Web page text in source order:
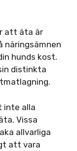
att äta är
näringsämnen
hunds kost.
distinkta
inte alla
Vissa
allvarliga
att vara